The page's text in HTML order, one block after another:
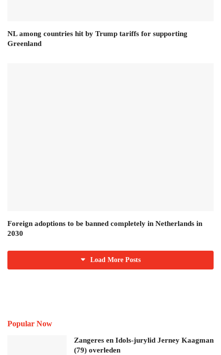
NL among countries hit by Trump tariffs for supporting
Greenland
Foreign adoptions to be banned completely in Netherlands in
2030
Load More Posts
Popular Now
Zangeres en Idols-jurylid Jerney Kaagman
(79) overleden